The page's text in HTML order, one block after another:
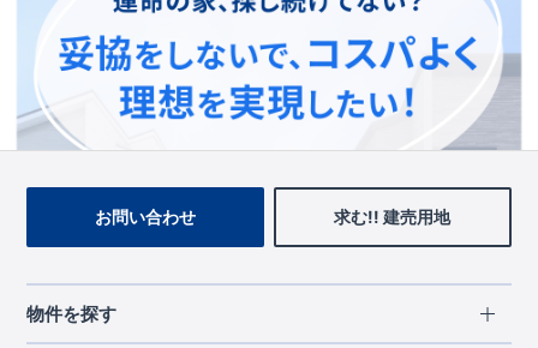
おすすめの物件
お問い合わせ 求む!! 建売用地
物件を探す